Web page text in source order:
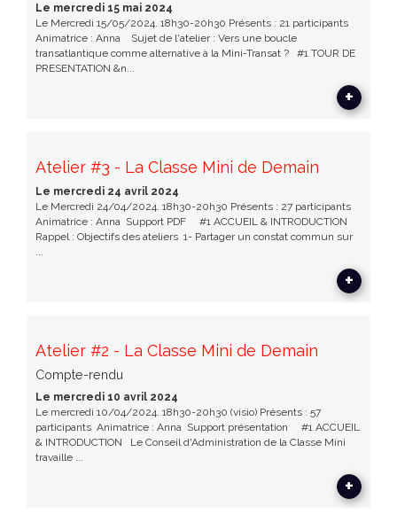
Le mercredi 15 mai 2024
Le Mercredi 15/05/2024. 18h30-20h30 Présents : 21 participants
Animatrice : Anna Sujet de l'atelier : Vers une boucle
transatlantique comme alternative à la Mini-Transat ? #1 TOUR DE
PRESENTATION &n...
+
Atelier #3 - La Classe Mini de Demain
Le mercredi 24 avril 2024
Le Mercredi 24/04/2024. 18h30-20h30 Présents : 27 participants
Animatrice : Anna Support PDF #1 ACCUEIL & INTRODUCTION
Rappel : Objectifs des ateliers 1- Partager un constat commun sur
+
Atelier #2 - La Classe Mini de Demain
Compte-rendu
Le mercredi 10 avril 2024
Le mercredi 10/04/2024. 18h30-20h30 (visio) Présents : 57
participants Animatrice : Anna Support présentation #1 ACCUEIL
& INTRODUCTION Le Conseil d'Administration de la Classe Mini
travaille ...
+